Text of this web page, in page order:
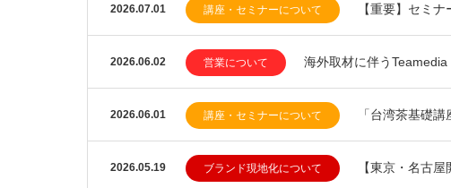
2026.07.01 講座・セミナーについて 【重要】セミ
2026.06.02 営業について 海外取材に伴う
2026.06.01 講座・セミナーについて 「台湾茶基礎
2026.05.19 ブランド現地化について 【東京・名古